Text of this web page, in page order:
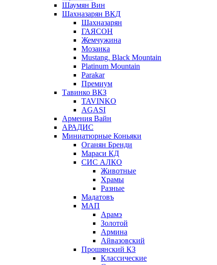
Шаумян Вин
Шахназарян ВКД
Шахназарян
ГАЯСОН
Жемчужина
Мозаика
Mustang. Black Mountain
Platinum Mountain
Parakar
Премиум
Тавинко ВКЗ
TAVINKO
AGASI
Армения Вайн
АРАДИС
Миниатюрные Коньяки
Оганян Бренди
Мараси КД
СИС АЛКО
Животные
Храмы
Разные
Мадатовъ
МАП
Арамэ
Золотой
Армина
Айвазовский
Прошянский КЗ
Классические